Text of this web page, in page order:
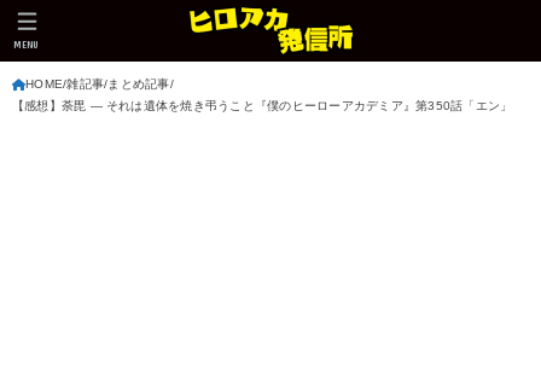
MENU
HOME 雑記事 まとめ記事
【感想】荼毘 ― それは遺体を焼き弔うこと『僕のヒーローアカデミア』第350話「エン」